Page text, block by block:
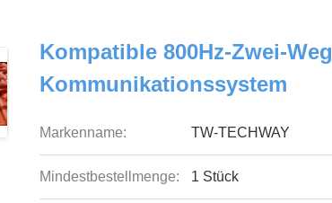
Kompatible 800Hz-Zwei-
Kommunikationssystem
Markenname: TW-TECHWAY
Mindestbestellmenge: 1 Stück